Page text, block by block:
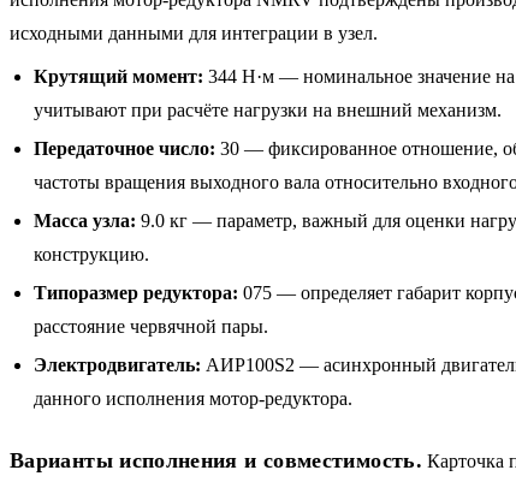
исходными данными для интеграции в узел.
Крутящий момент: 344 Н·м — номинальное значение на
учитывают при расчёте нагрузки на внешний механизм.
Передаточное число: 30 — фиксированное отношение,
частоты вращения выходного вала относительно
Масса узла: 9.0 кг — параметр, важный для оценки
конструкцию.
Типоразмер редуктора: 075 — определяет габарит
расстояние червячной пары.
Электродвигатель: АИР100S2 — асинхронный
данного исполнения мотор-редуктора.
Варианты исполнения и совместимость. Карточка